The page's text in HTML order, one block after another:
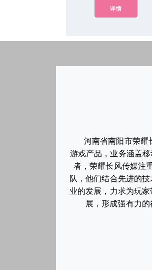
详情
河南省南阳市荣耀
游戏产品，业务涵盖
者，荣耀长风传媒注
队，他们结合先进的
业的发展，力求为玩
展，形成强有力